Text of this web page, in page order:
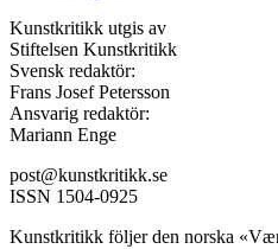
Kunstkritikk utgis av
Stiftelsen Kunstkritikk
Svensk redaktör:
Frans Josef Petersson
Ansvarig redaktör:
Mariann Enge
post@kunstkritikk.se
ISSN 1504-0925
Kunstkritikk följer den norska